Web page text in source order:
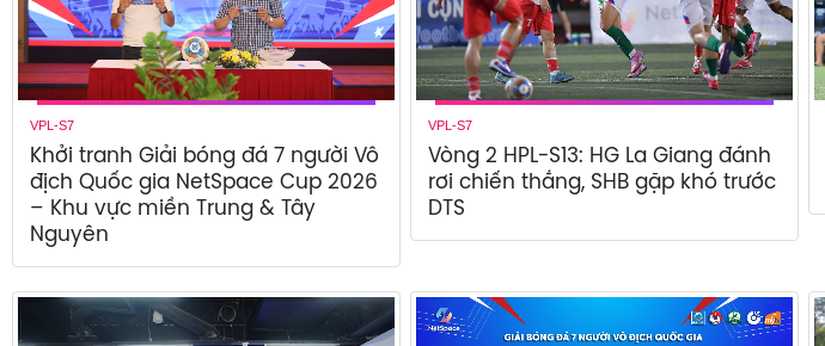
VPL-S7
Khởi tranh Giải bóng đá 7 người Vô
địch Quốc gia NetSpace Cup 2026
– Khu vực miền Trung & Tây
Nguyên
VPL-S7
Vòng 2 HPL-S13: HG La Giang đánh
rơi chiến thắng, SHB gặp khó trước
DTS